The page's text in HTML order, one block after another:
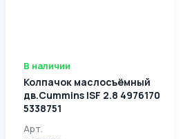
В наличии
Колпачок маслосъёмный
дв.Cummins ISF 2.8 4976170
5338751
Арт.